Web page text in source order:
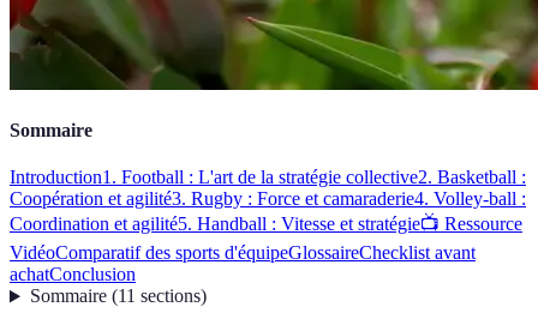
Sommaire
Introduction1. Football : L'art de la stratégie collective2. Basketball :
Coopération et agilité3. Rugby : Force et camaraderie4. Volley-ball :
Coordination et agilité5. Handball : Vitesse et stratégie📺 Ressource
VidéoComparatif des sports d'équipeGlossaireChecklist avant
achatConclusion
Sommaire(11 sections)